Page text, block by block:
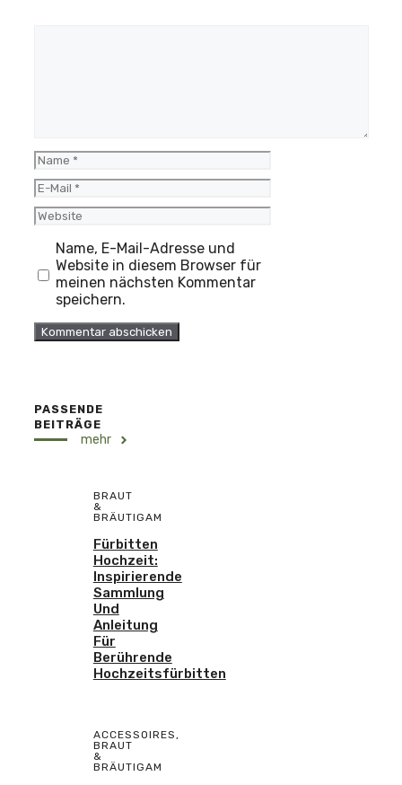
Name
E-
Mail
Website
Name, E-Mail-Adresse und
Website in diesem Browser für
meinen nächsten Kommentar
speichern.
PASSENDE
BEITRÄGE
mehr
BRAUT
&
BRÄUTIGAM
Fürbitten
Hochzeit:
Inspirierende
Sammlung
Und
Anleitung
Für
Berührende
Hochzeitsfürbitten
ACCESSOIRES,
BRAUT
&
BRÄUTIGAM